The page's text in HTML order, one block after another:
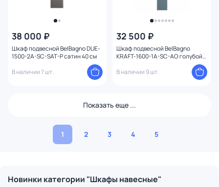
38 000 ₽
Шкаф подвесной BelBagno DUE-
1500-2A-SC-SAT-P сатин 40 см
В наличии 7 шт.
32 500 ₽
Шкаф подвесной BelBagno
KRAFT-1600-1A-SC-AO голубой
В наличии 9 шт.
Показать еще ...
1 2 3 4 5
Новинки категории "Шкафы навесные"